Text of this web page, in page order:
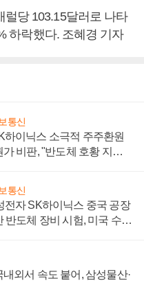
당 103.15달러로 나타
하락했다. 조혜경 기자
통신
하이닉스 소극적 주주환원
가 비판, "반도체 호황 지속
통신
전자 SK하이닉스 중국 공장
반도체 장비 시험, 미국 수출
외서 속도 붙어, 삼성물산·